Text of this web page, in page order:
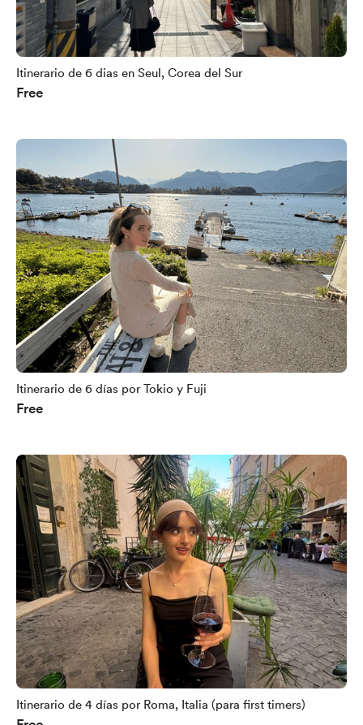
Itinerario de 6 dias en Seul, Corea del Sur
Free
Itinerario de 6 días por Tokio y Fuji
Free
Itinerario de 4 días por Roma, Italia (para first timers)